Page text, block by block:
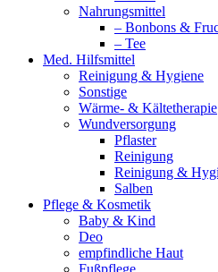
Nahrungsmittel
– Bonbons &
– Tee
Med. Hilfsmittel
Reinigung & Hygiene
Sonstige
Wärme- & Kältetherapie
Wundversorgung
Pflaster
Reinigung
Reinigung &
Salben
Pflege & Kosmetik
Baby & Kind
Deo
empfindliche Haut
Fußpflege